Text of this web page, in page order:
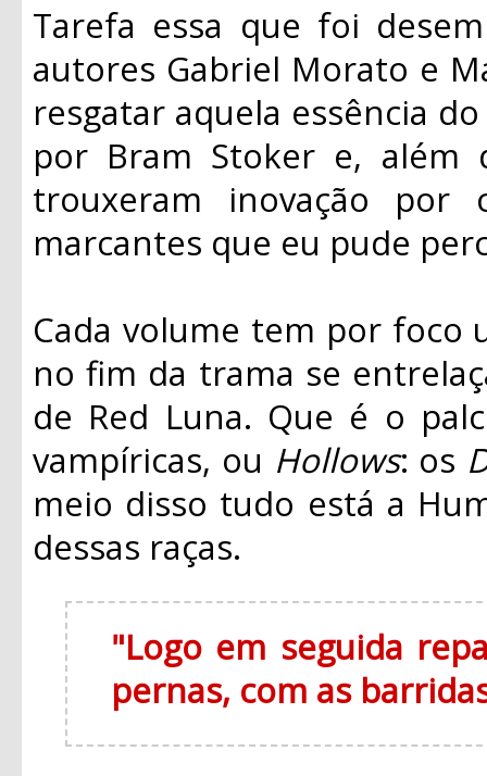
Tarefa essa que foi
autores Gabriel Morato e
resgatar aquela essência
por Bram Stoker e, além
trouxeram inovação por
marcantes que eu pude
Cada volume tem por foco
no fim da trama se
de Red Luna. Que é o
vampíricas, ou Hollows: os
meio disso tudo está a
dessas raças.
"Logo em seguida
pernas, com as